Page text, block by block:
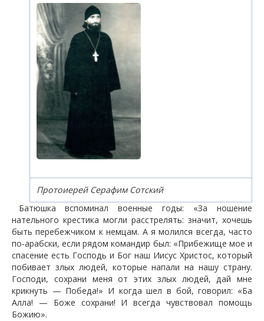
Протоиерей Серафим Сотский
Батюшка вспоминал военные годы: «За ношение
нательного крестика могли расстрелять: значит, хочешь
быть перебежчиком к немцам. А я молился всегда, часто
по-арабски, если рядом командир был: «Прибежище мое и
спасение есть Господь и Бог наш Иисус Христос, который
побивает злых людей, которые напали на нашу страну.
Господи, сохрани меня от этих злых людей, дай мне
крикнуть — Победа!» И когда шел в бой, говорил: «Ба
Алла! — Боже сохрани! И всегда чувствовал помощь
Божию».